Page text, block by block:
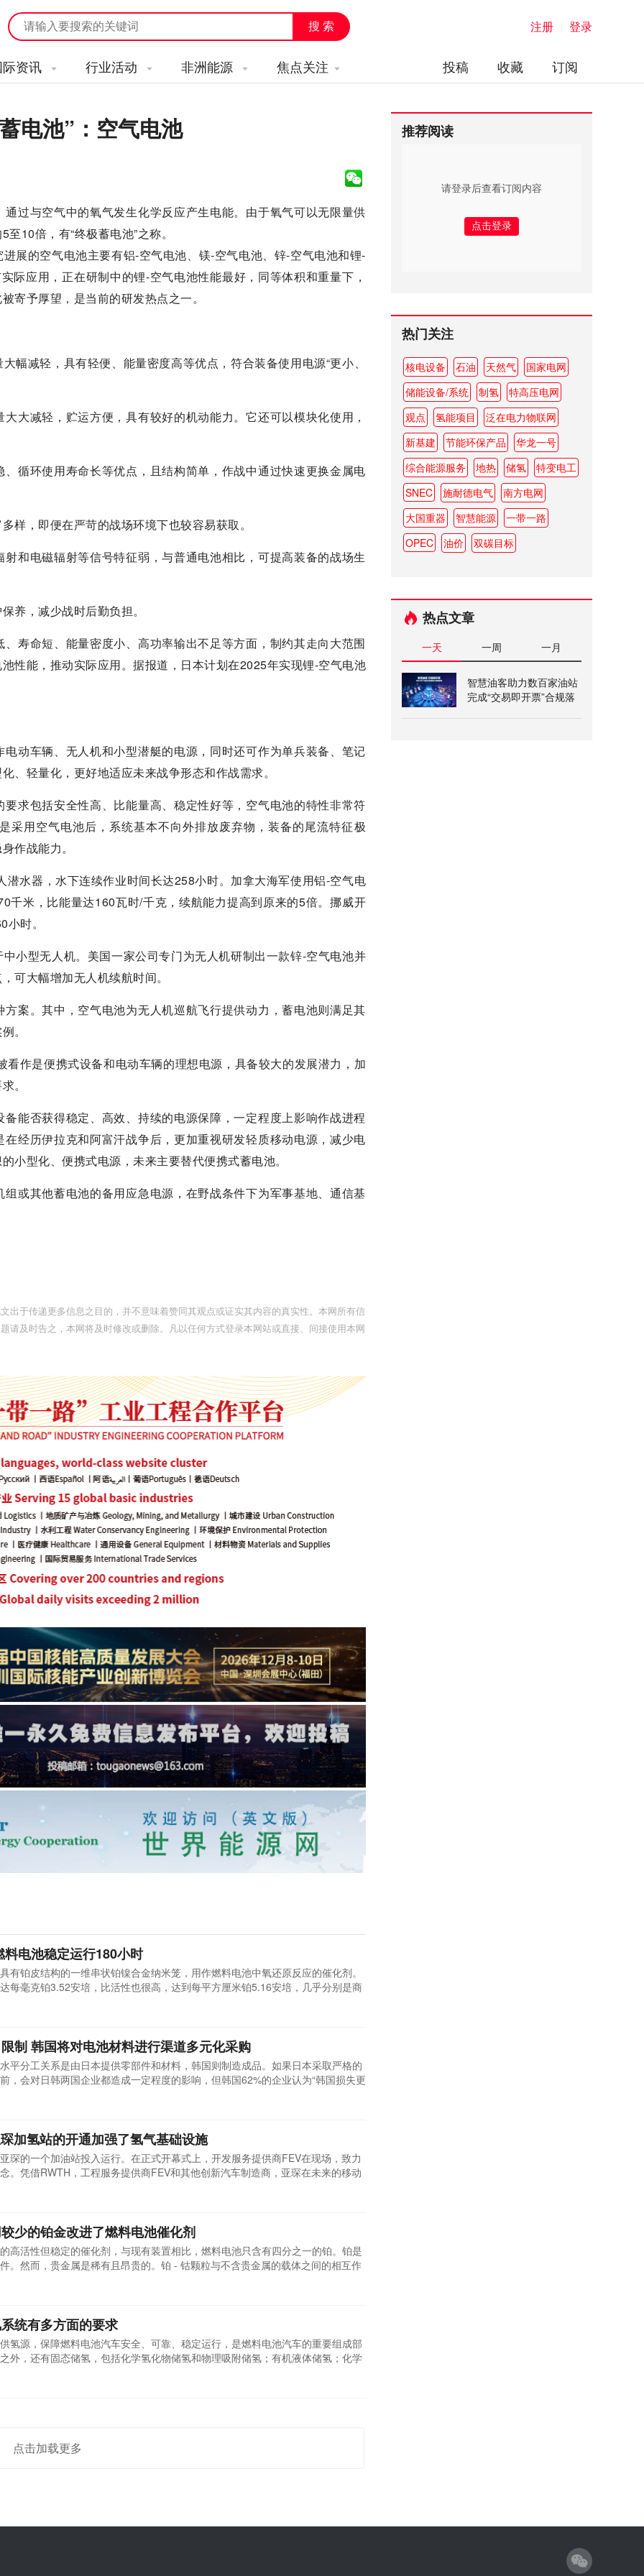
注册 登录
资讯 行业活动 非洲能源 焦点关注 订阅
收藏
投稿
电池”：空气电池
过与空气中的氧气发生化学反应产生电能。由于氧气可以无限量供
10倍，有“终极蓄电池”之称。
展的空气电池主要有铝-空气电池、镁-空气电池、锌-空气电池和锂-
际应用，正在研制中的锂-空气电池性能最好，同等体积和重量下，
寄予厚望，是当前的研发热点之一。
幅减轻，具有轻便、能量密度高等优点，符合装备使用电源“更小、
大减轻，贮运方便，具有较好的机动能力。它还可以模块化使用，
循环使用寿命长等优点，且结构简单，作战中通过快速更换金属电
样，即便在严苛的战场环境下也较容易获取。
和电磁辐射等信号特征弱，与普通电池相比，可提高装备的战场生
养，减少战时后勤负担。
寿命短、能量密度小、高功率输出不足等方面，制约其走向大范围
性能，推动实际应用。据报道，日本计划在2025年实现锂-空气电池
动车辆、无人机和小型潜艇的电源，同时还可作为单兵装备、笔记
、轻量化，更好地适应未来战争形态和作战需求。
求包括安全性高、比能量高、稳定性好等，空气电池的特性非常符
采用空气电池后，系统基本不向外排放废弃物，装备的尾流特征极
作战能力。
水器，水下连续作业时间长达258小时。加拿大海军使用铝-空气电
千米，比能量达160瓦时/千克，续航能力提高到原来的5倍。挪威开
时。
小型无人机。美国一家公司专门为无人机研制出一款锌-空气电池并
可大幅增加无人机续航时间。
案。其中，空气电池为无人机巡航飞行提供动力，蓄电池则满足其
。
作是便携式设备和电动车辆的理想电源，具备较大的发展潜力，加
。
能否获得稳定、高效、持续的电源保障，一定程度上影响作战进程
经历伊拉克和阿富汗战争后，更加重视研发轻质移动电源，减少电
小型化、便携式电源，未来主要替代便携式蓄电池。
或其他蓄电池的备用应急电源，在野战条件下为军事基地、通信基
出于传递更多信息之目的，并不意味着赞同其观点或证实其内容的真实性。本网所有信
请及时告之，本网将及时修改或删除。凡以任何方式登录本网站或直接、间接使用本网
电池稳定运行180小时
有铂皮结构的一维串状铂镍合金纳米笼，用作燃料电池中氧还原反应的催化剂。
每毫克铂3.52安培，比活性也很高，达到每平方厘米铂5.16安培，几乎分别是商
制 韩国将对电池材料进行渠道多元化采购
平分工关系是由日本提供零部件和材料，韩国则制造成品。如果日本采取严格的
，会对日韩两国企业都造成一定程度的影响，但韩国62%的企业认为“韩国损失更
加氢站的开通加强了氢气基础设施
琛的一个加油站投入运行。在正式开幕式上，开发服务提供商FEV在现场，致力
。凭借RWTH，工程服务提供商FEV和其他创新汽车制造商，亚琛在未来的移动
少的铂金改进了燃料电池催化剂
高活性但稳定的催化剂，与现有装置相比，燃料电池只含有四分之一的铂。铂是
。然而，贵金属是​​稀有且昂贵的。铂 - 钴颗粒与不含贵金属的载体之间的相互作
统有多方面的要求
氢源，保障燃料电池汽车安全、可靠、稳定运行，是燃料电池汽车的重要组成部
外，还有固态储氢，包括化学氢化物储氢和物理吸附储氢；有机液体储氢；化学
推荐阅读
请登录后查看订阅内容
热门关注
核电设备 石油 天然气
国家电网
储能设备/系统
制氢
特高压电网
观点
氢能项目
泛在电力物联网
新基建
节能环保产品
华龙一号
综合能源服务
地热 储氢
特变电工
SNEC
施耐德电气
南方电网
大国重器
智慧能源
一带一路
OPEC
油价 双碳目标
热点文章
一天 一周 一月
智慧油客助力数百家油站
完成“交易即开票”合规落